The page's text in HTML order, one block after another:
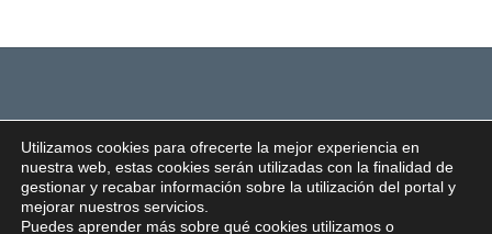
© 2022 - CENTRO DUO Todos los derechos reservados
Utilizamos cookies para ofrecerte la mejor experiencia en
nuestra web, estas cookies serán utilizadas con la finalidad de
gestionar y recabar información sobre la utilización del portal y
mejorar nuestros servicios.
Puedes aprender más sobre qué cookies utilizamos o